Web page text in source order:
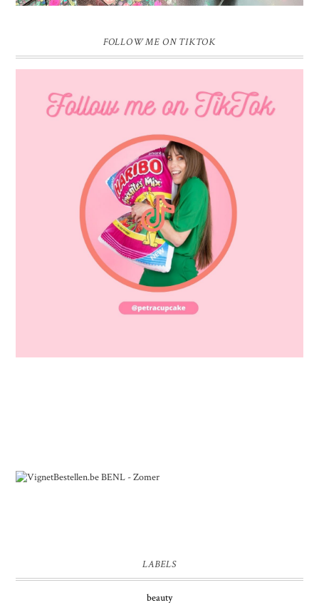
FOLLOW ME ON TIKTOK
LABELS
beauty